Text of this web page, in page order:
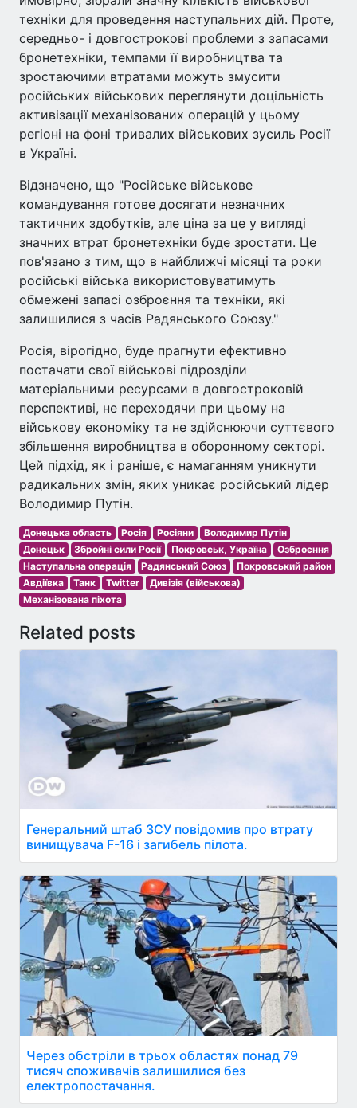
техніки для проведення наступальних дій. Проте,
середньо- і довгострокові проблеми з запасами
бронетехніки, темпами її виробництва та
зростаючими втратами можуть змусити
російських військових переглянути доцільність
активізації механізованих операцій у цьому
регіоні на фоні тривалих військових зусиль Росії
в Україні.
Відзначено, що "Російське військове
командування готове досягати незначних
тактичних здобутків, але ціна за це у вигляді
значних втрат бронетехніки буде зростати. Це
пов'язано з тим, що в найближчі місяці та роки
російські війська використовуватимуть
обмежені запасі озброєння та техніки, які
залишилися з часів Радянського Союзу."
Росія, вірогідно, буде прагнути ефективно
постачати свої військові підрозділи
матеріальними ресурсами в довгостроковій
перспективі, не переходячи при цьому на
військову економіку та не здійснюючи суттєвого
збільшення виробництва в оборонному секторі.
Цей підхід, як і раніше, є намаганням уникнути
радикальних змін, яких уникає російський лідер
Володимир Путін.
Донецька область Росія Росіяни
Володимир Путін
Донецьк
Збройні сили Росії Покровськ, Україна
Озброєння
Наступальна операція
Радянський Союз
Покровський район
Авдіївка
Танк Twitter
Дивізія (військова)
Механізована піхота
Related posts
Генеральний штаб ЗСУ повідомив про втрату
винищувача F-16 і загибель пілота.
Через обстріли в трьох областях понад 79
тисяч споживачів залишилися без
електропостачання.